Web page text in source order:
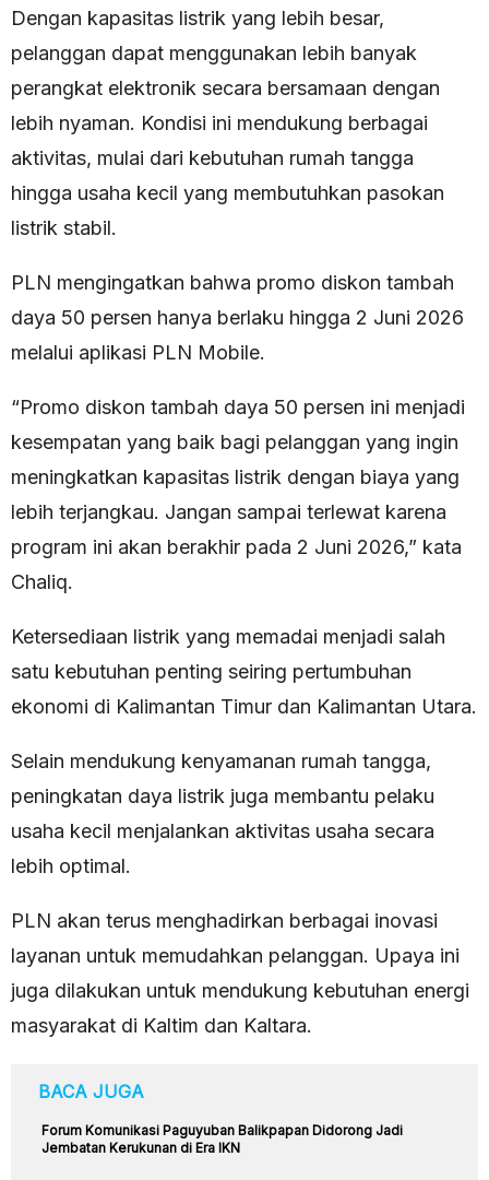
Dengan kapasitas listrik yang lebih besar,
pelanggan dapat menggunakan lebih banyak
perangkat elektronik secara bersamaan dengan
lebih nyaman. Kondisi ini mendukung berbagai
aktivitas, mulai dari kebutuhan rumah tangga
hingga usaha kecil yang membutuhkan pasokan
listrik stabil.
PLN mengingatkan bahwa promo diskon tambah
daya 50 persen hanya berlaku hingga 2 Juni 2026
melalui aplikasi PLN Mobile.
“Promo diskon tambah daya 50 persen ini menjadi
kesempatan yang baik bagi pelanggan yang ingin
meningkatkan kapasitas listrik dengan biaya yang
lebih terjangkau. Jangan sampai terlewat karena
program ini akan berakhir pada 2 Juni 2026,” kata
Chaliq.
Ketersediaan listrik yang memadai menjadi salah
satu kebutuhan penting seiring pertumbuhan
ekonomi di Kalimantan Timur dan Kalimantan Utara.
Selain mendukung kenyamanan rumah tangga,
peningkatan daya listrik juga membantu pelaku
usaha kecil menjalankan aktivitas usaha secara
lebih optimal.
PLN akan terus menghadirkan berbagai inovasi
layanan untuk memudahkan pelanggan. Upaya ini
juga dilakukan untuk mendukung kebutuhan energi
masyarakat di Kaltim dan Kaltara.
BACA JUGA
Forum Komunikasi Paguyuban Balikpapan Didorong Jadi
Jembatan Kerukunan di Era IKN